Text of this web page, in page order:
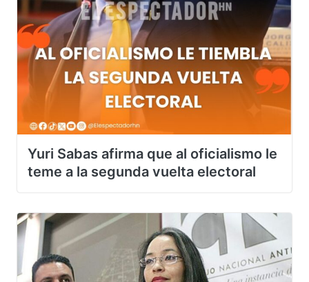
Yuri Sabas afirma que al oficialismo le